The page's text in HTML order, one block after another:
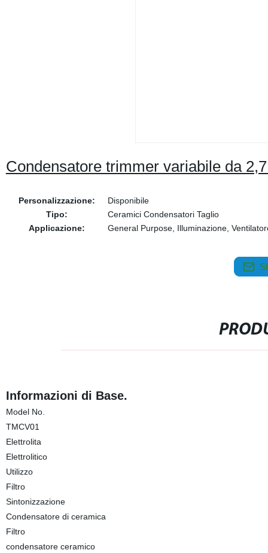
Condensatore trimmer variabile da
Personalizzazione:
Disponibile
Tipo:
Ceramici Condensatori Taglio
Applicazione:
General Purpose, Illuminazione,
Informazioni di Base.
Model No.
TMCV01
Elettrolita
Elettrolitico
Utilizzo
Filtro
Sintonizzazione
Condensatore di ceramica
Filtro
condensatore ceramico